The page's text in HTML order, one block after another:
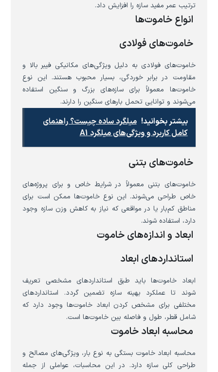
ترتیب عمر مفید سازه را افزایش داد.
انواع خاموت‌ها
خاموت‌های فولادی
خاموت‌های فولادی به دلیل ویژگی‌های مکانیکی فیبر بالا و
مقاومت در برابر خوردگی، بسیار محبوب هستند. این نوع
خاموت‌ها معمولاً برای سازه‌های بزرگ و سنگین استفاده
می‌شوند و توانایی تحمل بارهای سنگین را دارند.
بیشتر بخوانید! میلگرد ساده چیست؟ راهنمای
کامل کاربرد و ویژگی‌های میلگرد A1
خاموت‌های بتنی
خاموت‌های بتنی معمولاً در شرایط خاص و برای پروژه‌های
خاص طراحی می‌شوند. این نوع خاموت‌ها ممکن است برای
مناطق کم‌بار یا در مواقعی که نیاز به کاهش وزن سازه وجود
دارد، استفاده شوند.
ابعاد و اندازه‌های خاموت
استانداردهای ابعاد
ابعاد خاموت‌ها باید طبق استانداردهای مشخصی تعریف
شوند تا عملکرد بهینه سازه تضمین گردد. استانداردهای
مختلفی برای مشخص کردن ابعاد خاموت‌ها وجود دارد که
شامل قطر، طول و فاصله بین خاموت‌ها است.
محاسبه ابعاد خاموت
محاسبه ابعاد خاموت بستگی به نوع بار، ویژگی‌های مصالح و
طراحی کلی سازه دارد. در این محاسبات، عواملی از جمله